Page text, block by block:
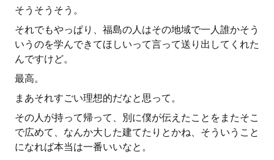
そうそうそう。
それでもやっぱり、福島の人はその地域で一人誰かそう
いうのを学んできてほしいって言って送り出してくれた
んですけど。
最高。
まあそれすごい理想的だなと思って。
その人が持って帰って、別に僕が伝えたことをまたそこ
で広めて、なんか大した建てたりとかね、そういうこと
になれば本当は一番いいなと。